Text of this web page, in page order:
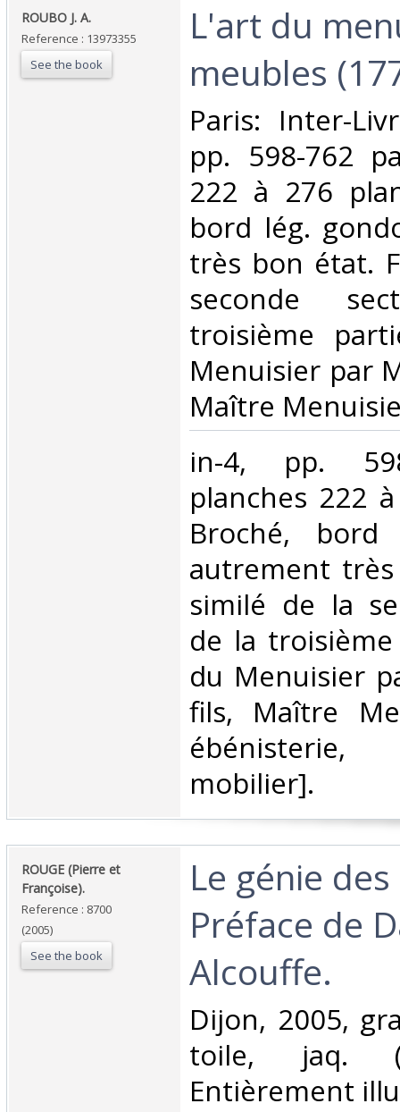
‎ROUBO J. A.‎
Reference : 13973355
See the book
‎L'art du
meubles
‎Paris: Inter-
pp. 598-762
222 à 276
bord lég.
très bon état.
seconde
troisième
Menuisier par
Maître
‎in-4, pp.
planches 222
Broché, bord
autrement
similé de la
de la
du Menuisier
fils, Maître
ébénisterie,
mobilier].‎
‎ROUGE (Pierre et
Françoise).‎
Reference : 8700
(2005)
See the book
‎Le génie des
Préface de
Alcouffe.‎
‎Dijon, 2005,
toile, jaq.
Entièrement